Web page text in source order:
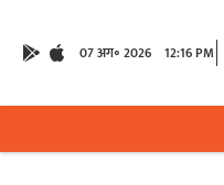
07 अग॰ 2026 12:16 PM